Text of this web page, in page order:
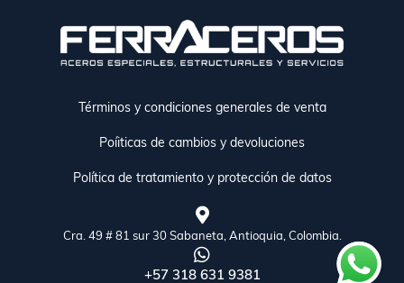
Términos y condiciones generales de venta
Poíiticas de cambios y devoluciones
Política de tratamiento y protección de datos
Cra. 49 # 81 sur 30 Sabaneta, Antioquia, Colombia.
+57 318 631 9381